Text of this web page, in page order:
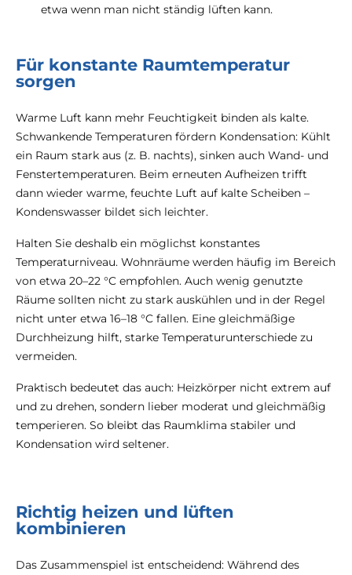
etwa wenn man nicht ständig lüften kann.
Für konstante Raumtemperatur
sorgen
Warme Luft kann mehr Feuchtigkeit binden als kalte.
Schwankende Temperaturen fördern Kondensation: Kühlt
ein Raum stark aus (z. B. nachts), sinken auch Wand- und
Fenstertemperaturen. Beim erneuten Aufheizen trifft
dann wieder warme, feuchte Luft auf kalte Scheiben –
Kondenswasser bildet sich leichter.
Halten Sie deshalb ein möglichst konstantes
Temperaturniveau. Wohnräume werden häufig im Bereich
von etwa 20–22 °C empfohlen. Auch wenig genutzte
Räume sollten nicht zu stark auskühlen und in der Regel
nicht unter etwa 16–18 °C fallen. Eine gleichmäßige
Durchheizung hilft, starke Temperaturunterschiede zu
vermeiden.
Praktisch bedeutet das auch: Heizkörper nicht extrem auf
und zu drehen, sondern lieber moderat und gleichmäßig
temperieren. So bleibt das Raumklima stabiler und
Kondensation wird seltener.
Richtig heizen und lüften
kombinieren
Das Zusammenspiel ist entscheidend: Während des